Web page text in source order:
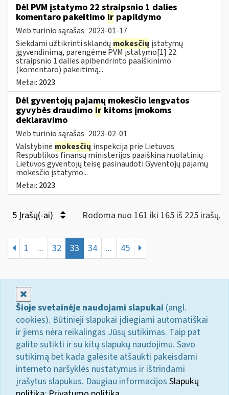
Dėl PVM įstatymo 22 straipsnio 1 dalies
komentaro pakeitimo ir papildymo
Web turinio sąrašas 2023-01-17
Siekdami užtikrinti sklandų mokesčių įstatymų
įgyvendinimą, parengėme PVM įstatymo[1] 22
straipsnio 1 dalies apibendrinto paaiškinimo
(komentaro) pakeitimą...
Metai: 2023
Dėl gyventojų pajamų mokesčio lengvatos
gyvybės draudimo ir kitoms įmokoms
deklaravimo
Web turinio sąrašas 2023-02-01
Valstybinė mokesčių inspekcija prie Lietuvos
Respublikos finansų ministerijos paaiškina nuolatinių
Lietuvos gyventojų teisę pasinaudoti Gyventojų pajamų
mokesčio įstatymo...
Metai: 2023
5 Įrašų(-ai) Rodoma nuo 161 iki 165 iš 225 irašų.
1 ... 32 33 34 ... 45
Šioje svetainėje naudojami slapukai (angl.
cookies). Būtinieji slapukai įdiegiami automatiškai
ir jiems nėra reikalingas Jūsų sutikimas. Taip pat
galite sutikti ir su kitų slapukų naudojimu. Savo
sutikimą bet kada galėsite atšaukti pakeisdami
interneto naršyklės nustatymus ir ištrindami
įrašytus slapukus. Daugiau informacijos Slapukų